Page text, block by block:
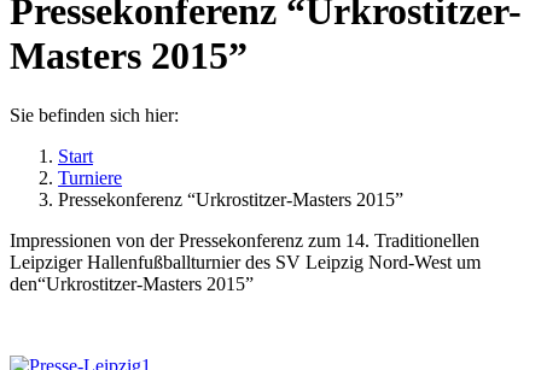
Pressekonferenz “Urkrostitzer-
Masters 2015”
Sie befinden sich hier:
Start
Turniere
Pressekonferenz “Urkrostitzer-Masters 2015”
Impressionen von der Pressekonferenz zum 14. Traditionellen
Leipziger Hallenfußballturnier des SV Leipzig Nord-West um
den“Urkrostitzer-Masters 2015”